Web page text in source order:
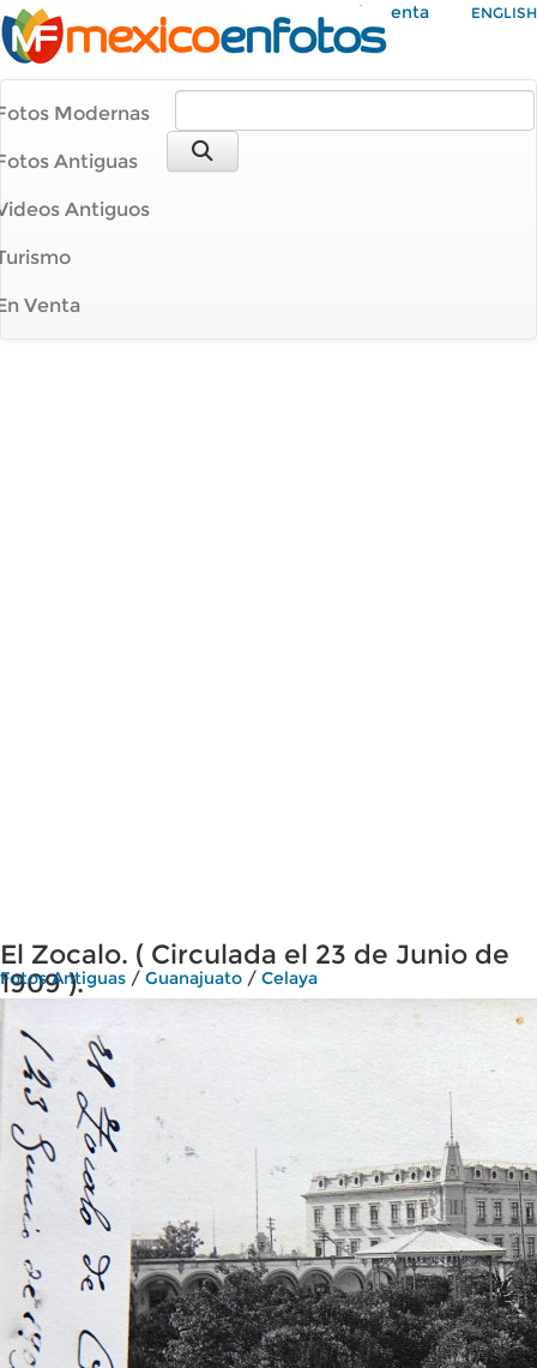
Mi Cuenta ENGLISH
Modernas
Antiguas
Antiguos
Venta
El Zocalo. ( Circulada el 23 de Junio de
1909 ).
Fotos Antiguas / Guanajuato / Celaya